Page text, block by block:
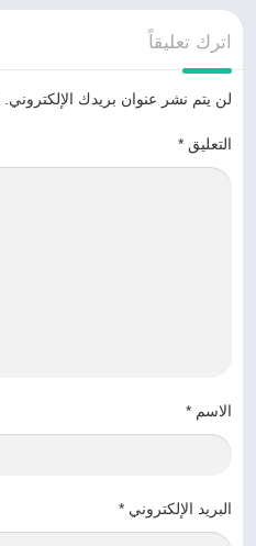
اترك تعليقاً
لن يتم نشر عنوان بريدك الإلكتروني.
التعليق *
الاسم *
البريد الإلكتروني *